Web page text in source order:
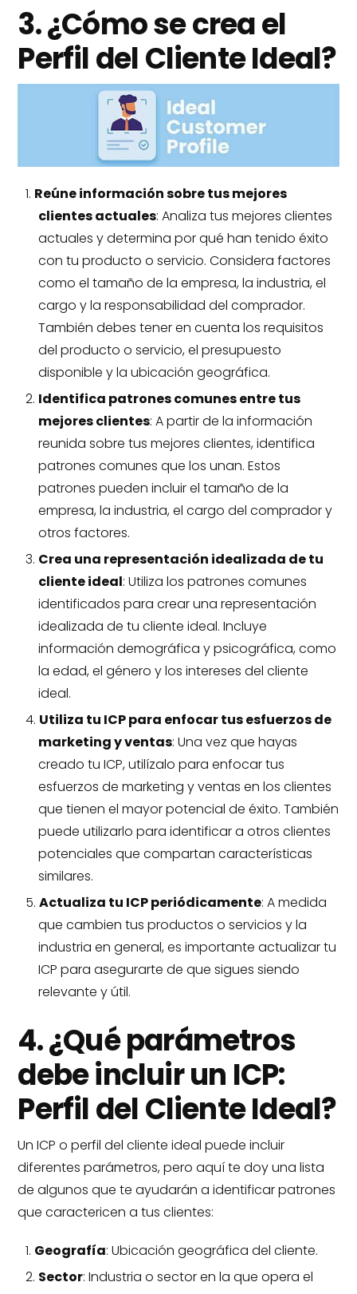
3. ¿Cómo se crea el
Perfil del Cliente Ideal?
Reúne información sobre tus mejores
clientes actuales: Analiza tus mejores clientes
actuales y determina por qué han tenido éxito
con tu producto o servicio. Considera factores
como el tamaño de la empresa, la industria, el
cargo y la responsabilidad del comprador.
También debes tener en cuenta los requisitos
del producto o servicio, el presupuesto
disponible y la ubicación geográfica.
Identifica patrones comunes entre tus
mejores clientes: A partir de la información
reunida sobre tus mejores clientes, identifica
patrones comunes que los unan. Estos
patrones pueden incluir el tamaño de la
empresa, la industria, el cargo del comprador y
otros factores.
Crea una representación idealizada de tu
cliente ideal: Utiliza los patrones comunes
identificados para crear una representación
idealizada de tu cliente ideal. Incluye
información demográfica y psicográfica, como
la edad, el género y los intereses del cliente
ideal.
Utiliza tu ICP para enfocar tus esfuerzos de
marketing y ventas: Una vez que hayas
creado tu ICP, utilízalo para enfocar tus
esfuerzos de marketing y ventas en los clientes
que tienen el mayor potencial de éxito. También
puede utilizarlo para identificar a otros clientes
potenciales que compartan características
similares.
Actualiza tu ICP periódicamente: A medida
que cambien tus productos o servicios y la
industria en general, es importante actualizar tu
ICP para asegurarte de que sigues siendo
relevante y útil.
4. ¿Qué parámetros
debe incluir un ICP:
Perfil del Cliente Ideal?
Un ICP o perfil del cliente ideal puede incluir
diferentes parámetros, pero aquí te doy una lista
de algunos que te ayudarán a identificar patrones
que caractericen a tus clientes:
Geografía: Ubicación geográfica del cliente.
Sector: Industria o sector en la que opera el